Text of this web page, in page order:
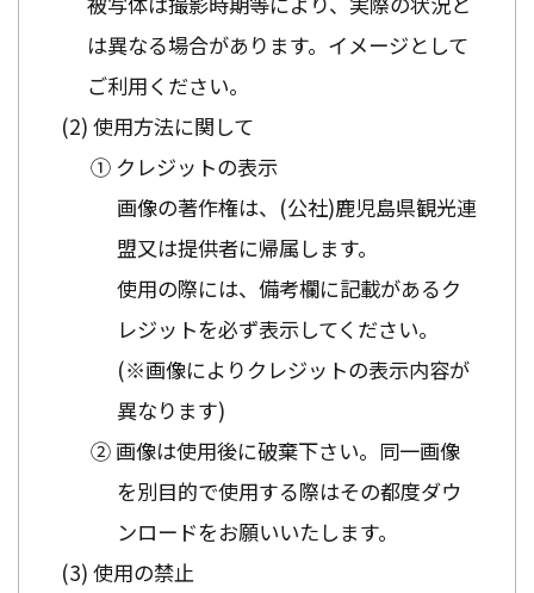
は異なる場合があります。イメージとして
ご利用ください。
使用方法に関して
① クレジットの表示
画像の著作権は、(公社)鹿児島県観光連
盟又は提供者に帰属します。
使用の際には、備考欄に記載があるク
レジットを必ず表示してください。
(※画像によりクレジットの表示内容が
異なります)
② 画像は使用後に破棄下さい。同一画像
を別目的で使用する際はその都度ダウ
ンロードをお願いいたします。
使用の禁止